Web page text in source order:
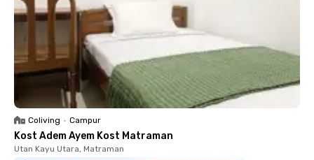
Coliving • Campur
Kost Adem Ayem Kost Matraman
Utan Kayu Utara, Matraman